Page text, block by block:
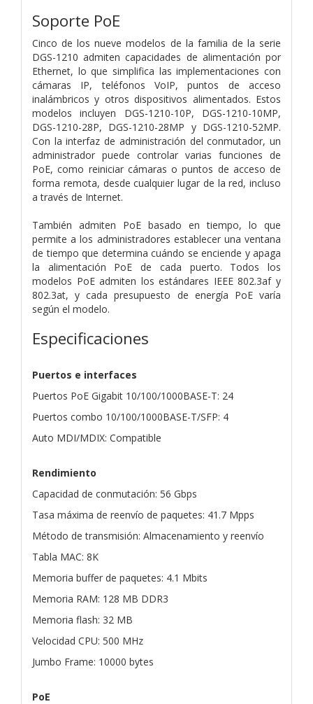
Soporte PoE
Cinco de los nueve modelos de la familia de la serie
DGS-1210 admiten capacidades de alimentación por
Ethernet, lo que simplifica las implementaciones con
cámaras IP, teléfonos VoIP, puntos de acceso
inalámbricos y otros dispositivos alimentados. Estos
modelos incluyen DGS-1210-10P, DGS-1210-10MP,
DGS-1210-28P, DGS-1210-28MP y DGS-1210-52MP.
Con la interfaz de administración del conmutador, un
administrador puede controlar varias funciones de
PoE, como reiniciar cámaras o puntos de acceso de
forma remota, desde cualquier lugar de la red, incluso
a través de Internet.
También admiten PoE basado en tiempo, lo que
permite a los administradores establecer una ventana
de tiempo que determina cuándo se enciende y apaga
la alimentación PoE de cada puerto. Todos los
modelos PoE admiten los estándares IEEE 802.3af y
802.3at, y cada presupuesto de energía PoE varía
según el modelo.
Especificaciones
Puertos e interfaces
Puertos PoE Gigabit 10/100/1000BASE-T: 24
Puertos combo 10/100/1000BASE-T/SFP: 4
Auto MDI/MDIX: Compatible
Rendimiento
Capacidad de conmutación: 56 Gbps
Tasa máxima de reenvío de paquetes: 41.7 Mpps
Método de transmisión: Almacenamiento y reenvío
Tabla MAC: 8K
Memoria buffer de paquetes: 4.1 Mbits
Memoria RAM: 128 MB DDR3
Memoria flash: 32 MB
Velocidad CPU: 500 MHz
Jumbo Frame: 10000 bytes
PoE